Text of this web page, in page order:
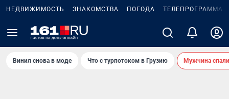
НЕДВИЖИМОСТЬ ЗНАКОМСТВА ПОГОДА ТЕЛЕПРОГРАММА
Винил снова в моде Что с турпотоком в Грузию Мужчина